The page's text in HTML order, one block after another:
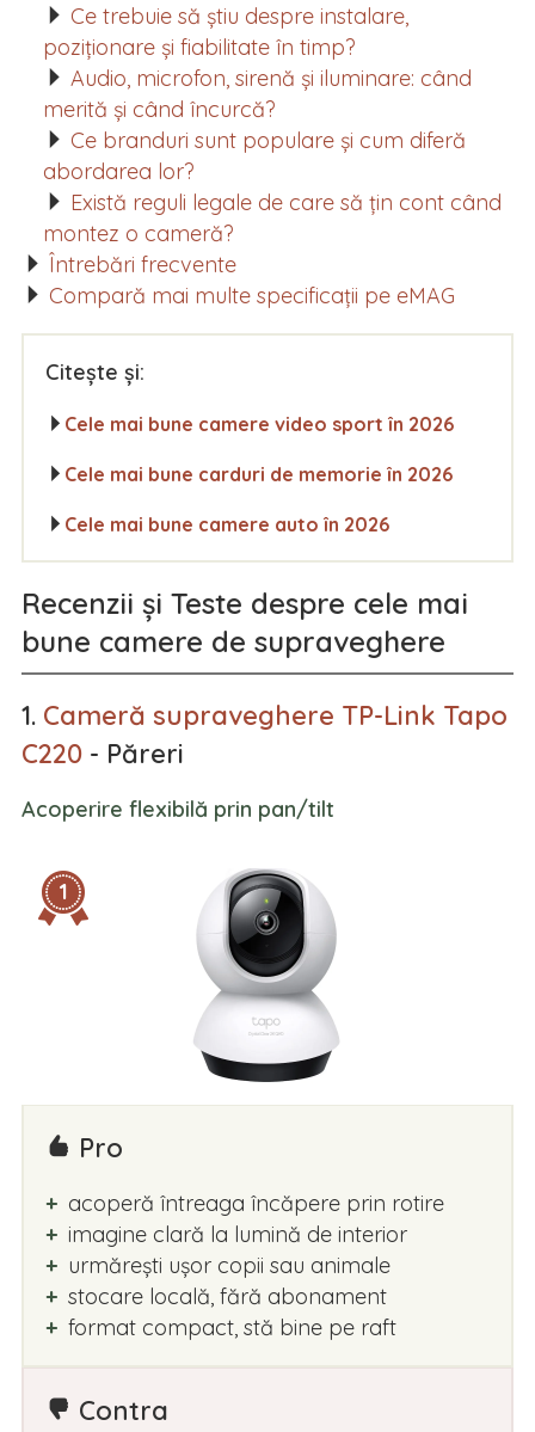
Ce trebuie să știu despre instalare,
poziționare și fiabilitate în timp?
Audio, microfon, sirenă și iluminare: când
merită și când încurcă?
Ce branduri sunt populare și cum diferă
abordarea lor?
Există reguli legale de care să țin cont când
montez o cameră?
Întrebări frecvente
Compară mai multe specificații pe eMAG
Citește și:
Cele mai bune camere video sport în 2026
Cele mai bune carduri de memorie în 2026
Cele mai bune camere auto în 2026
Recenzii și Teste despre cele mai
bune camere de supraveghere
1. Cameră supraveghere TP-Link Tapo
C220 - Păreri
Acoperire flexibilă prin pan/tilt
1
Pro
acoperă întreaga încăpere prin rotire
imagine clară la lumină de interior
urmărești ușor copii sau animale
stocare locală, fără abonament
format compact, stă bine pe raft
Contra